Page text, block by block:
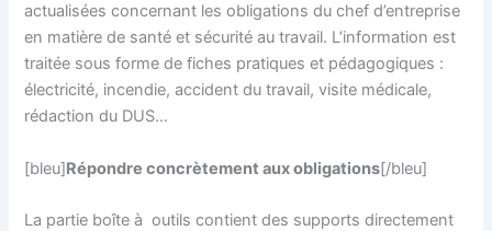
actualisées concernant les obligations du chef d’entreprise
en matière de santé et sécurité au travail. L’information est
traitée sous forme de fiches pratiques et pédagogiques :
électricité, incendie, accident du travail, visite médicale,
rédaction du DUS…
[bleu]Répondre concrètement aux obligations[/bleu]
La partie boîte à outils contient des supports directement